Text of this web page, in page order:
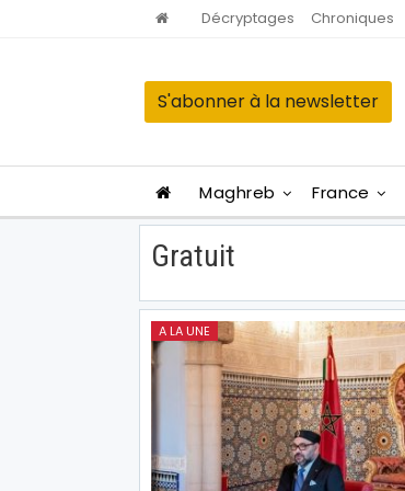
Décryptages Chroniques
S'abonner à la newsletter
Maghreb France
Gratuit
A LA UNE